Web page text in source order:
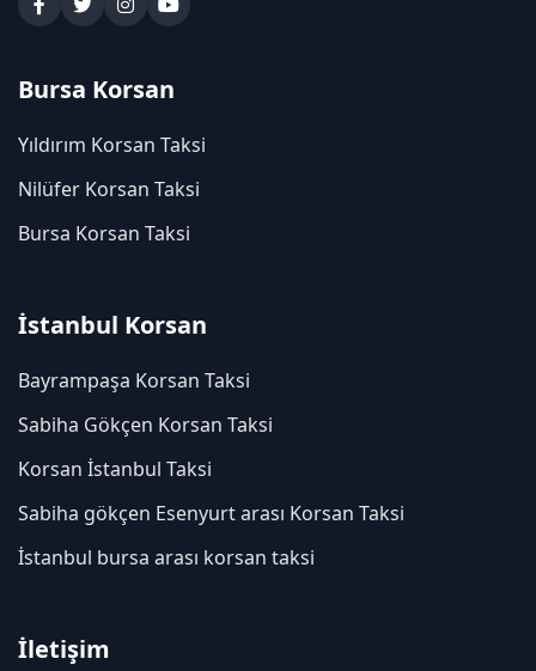
Bursa Korsan
Yıldırım Korsan Taksi
Nilüfer Korsan Taksi
Bursa Korsan Taksi
İstanbul Korsan
Bayrampaşa Korsan Taksi
Sabiha Gökçen Korsan Taksi
Korsan İstanbul Taksi
Sabiha gökçen Esenyurt arası Korsan Taksi
İstanbul bursa arası korsan taksi
İletişim